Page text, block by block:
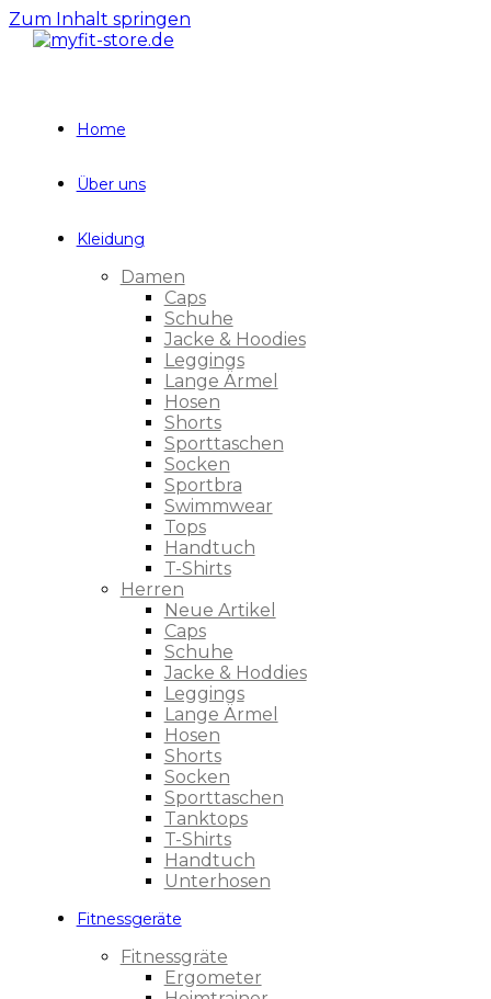
Zum Inhalt springen
Home
Über uns
Kleidung
Damen
Caps
Schuhe
Jacke & Hoodies
Leggings
Lange Ärmel
Hosen
Shorts
Sporttaschen
Socken
Sportbra
Swimmwear
Tops
Handtuch
T-Shirts
Herren
Neue Artikel
Caps
Schuhe
Jacke & Hoddies
Leggings
Lange Ärmel
Hosen
Shorts
Socken
Sporttaschen
Tanktops
T-Shirts
Handtuch
Unterhosen
Fitnessgeräte
Fitnessgräte
Ergometer